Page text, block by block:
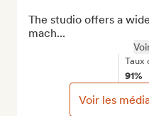
The studio offers a
mach...
Taux
91%
Voir les